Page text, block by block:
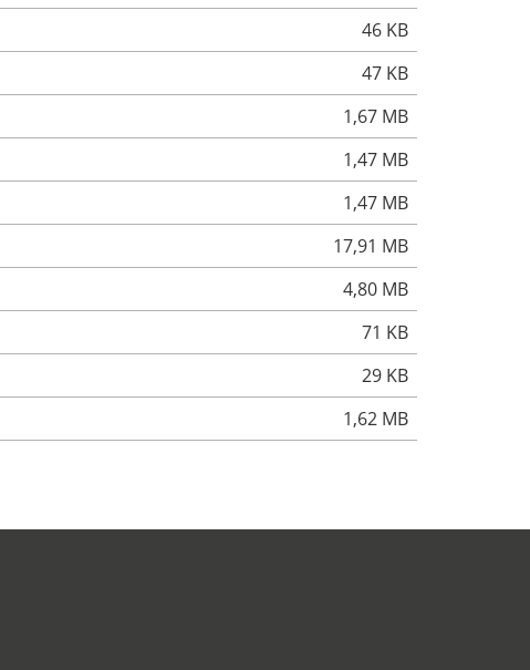
46 KB
47 KB
1,67 MB
1,47 MB
1,47 MB
17,91 MB
4,80 MB
71 KB
29 KB
1,62 MB